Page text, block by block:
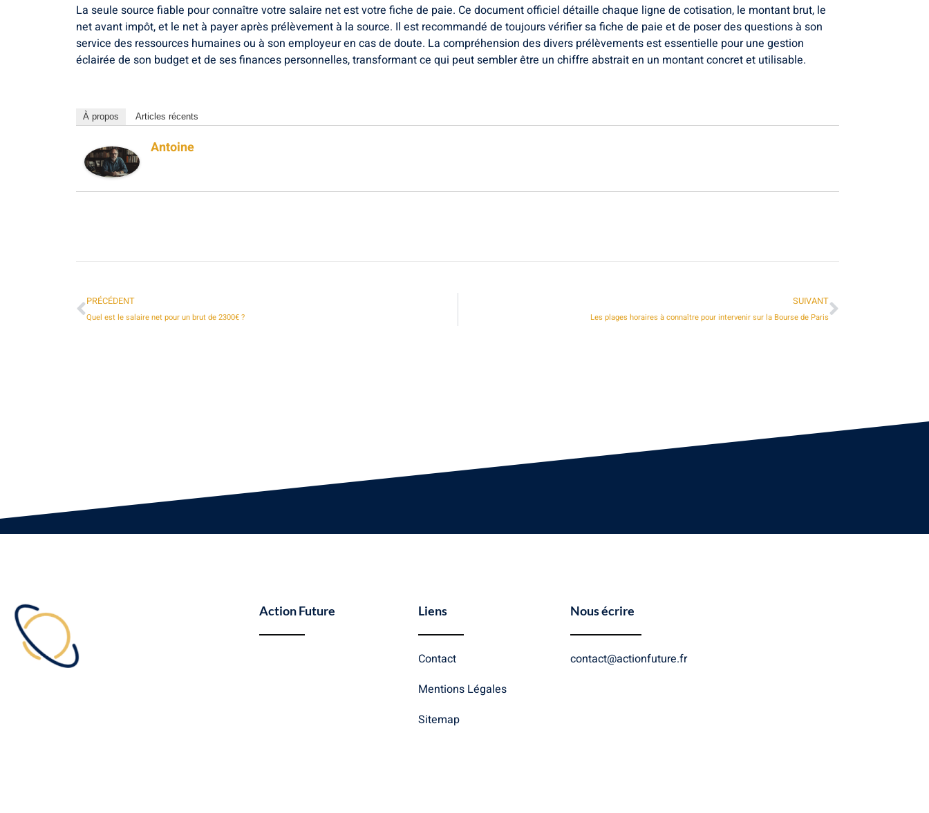
La seule source fiable pour connaître votre salaire net est votre fiche de paie. Ce document officiel détaille chaque ligne de cotisation, le montant brut, le
net avant impôt, et le net à payer après prélèvement à la source. Il est recommandé de toujours vérifier sa fiche de paie et de poser des questions à son
service des ressources humaines ou à son employeur en cas de doute. La compréhension des divers prélèvements est essentielle pour une gestion
éclairée de son budget et de ses finances personnelles, transformant ce qui peut sembler être un chiffre abstrait en un montant concret et utilisable.
À propos Articles récents
Antoine
PRÉCÉDENT
Quel est le salaire net pour un brut de 2300€ ?
SUIVANT
Les plages horaires à connaître pour intervenir sur la Bourse de Paris
Action Future Liens
Contact
Mentions Légales
Sitemap
Nous écrire
contact@actionfuture.fr